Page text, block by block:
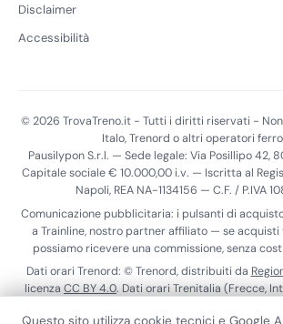
Disclaimer
Accessibilità
© 2026 TrovaTreno.it - Tutti i diritti riservati -
Italo, Trenord o altri operatori
Pausilypon S.r.l. — Sede legale: Via Posillipo 42,
Capitale sociale € 10.000,00 i.v. — Iscritta al
Napoli, REA NA-1134156 — C.F. / P.IVA
Comunicazione pubblicitaria: i pulsanti di
a Trainline, nostro partner affiliato — se
possiamo ricevere una commissione, senza
Dati orari Trenord: © Trenord, distribuiti da
licenzaCC BY 4.0. Dati orari Trenitalia (Frecce,